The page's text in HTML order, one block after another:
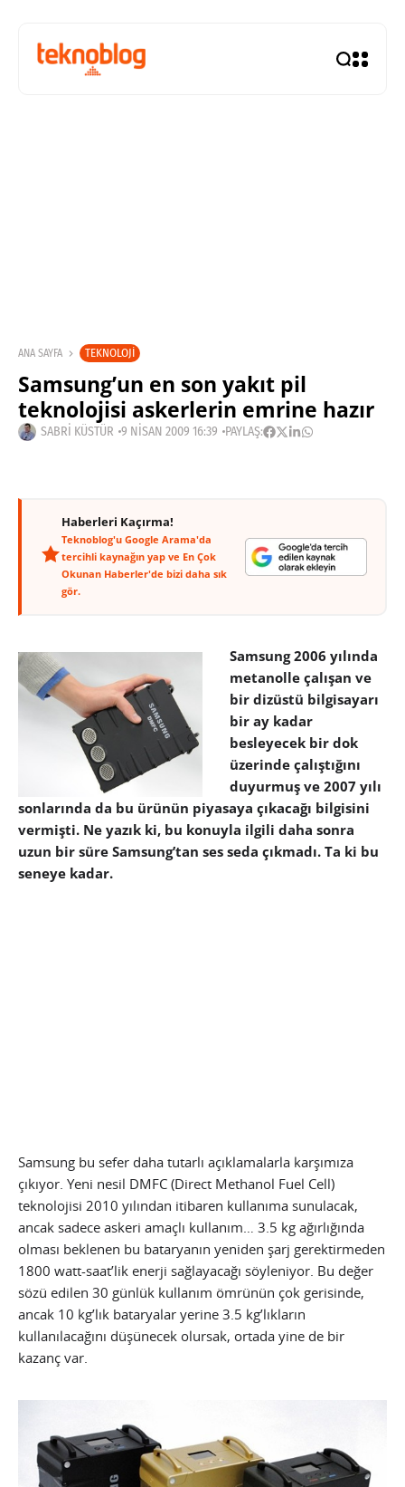
ANA SAYFA TEKNOLOJI
Samsung’un en son yakıt pil
teknolojisi askerlerin emrine hazır
SABRI KÜSTÜR 9 NISAN 2009 16:39 PAYLAŞ:
Haberleri Kaçırma!
Teknoblog'u Google Arama'da
tercihli kaynağın yap ve En Çok
Okunan Haberler'de bizi daha sık
gör.
Samsung 2006 yılında
metanolle çalışan ve
bir dizüstü bilgisayarı
bir ay kadar
besleyecek bir dok
üzerinde çalıştığını
duyurmuş ve 2007 yılı
sonlarında da bu ürünün piyasaya çıkacağı bilgisini
vermişti. Ne yazık ki, bu konuyla ilgili daha sonra
uzun bir süre Samsung’tan ses seda çıkmadı. Ta ki bu
seneye kadar.
Samsung bu sefer daha tutarlı açıklamalarla karşımıza
çıkıyor. Yeni nesil DMFC (Direct Methanol Fuel Cell)
teknolojisi 2010 yılından itibaren kullanıma sunulacak,
ancak sadece askeri amaçlı kullanım… 3.5 kg ağırlığında
olması beklenen bu bataryanın yeniden şarj gerektirmeden
1800 watt-saat’lik enerji sağlayacağı söyleniyor. Bu değer
sözü edilen 30 günlük kullanım ömrünün çok gerisinde,
ancak 10 kg’lık bataryalar yerine 3.5 kg’lıkların
kullanılacağını düşünecek olursak, ortada yine de bir
kazanç var.